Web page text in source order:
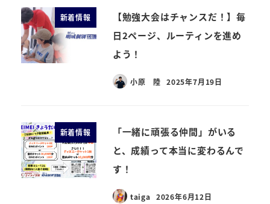
新着情報
【勉強大会はチャンスだ！】毎
日2ページ、ルーティンを進め
よう！
小原 陸 2025年7月19日
新着情報
「一緒に頑張る仲間」がいる
と、成績って本当に変わるんで
す！
taiga 2026年6月12日